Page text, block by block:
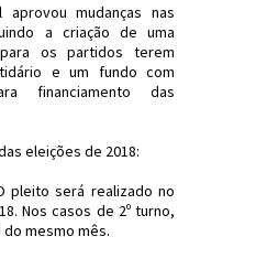
aprovou mudanças nas
a criação de uma
os partidos terem
e um fundo com
financiamento das
eleições de 2018:
pleito será realizado no
Nos casos de 2º turno,
mesmo mês.